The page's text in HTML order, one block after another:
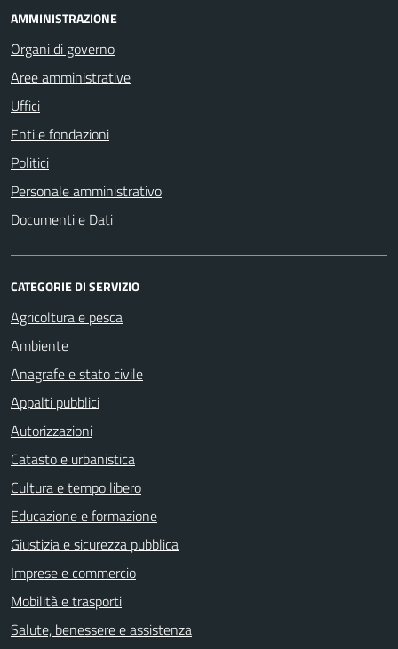
AMMINISTRAZIONE
Organi di governo
Aree amministrative
Uffici
Enti e fondazioni
Politici
Personale amministrativo
Documenti e Dati
CATEGORIE DI SERVIZIO
Agricoltura e pesca
Ambiente
Anagrafe e stato civile
Appalti pubblici
Autorizzazioni
Catasto e urbanistica
Cultura e tempo libero
Educazione e formazione
Giustizia e sicurezza pubblica
Imprese e commercio
Mobilità e trasporti
Salute, benessere e assistenza